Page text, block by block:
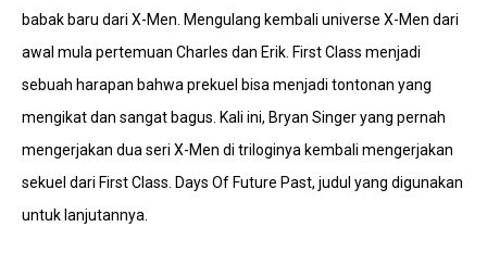
babak baru dari X-Men. Mengulang kembali universe X-Men dari
awal mula pertemuan Charles dan Erik. First Class menjadi
sebuah harapan bahwa prekuel bisa menjadi tontonan yang
mengikat dan sangat bagus. Kali ini, Bryan Singer yang pernah
mengerjakan dua seri X-Men di triloginya kembali mengerjakan
sekuel dari First Class. Days Of Future Past, judul yang digunakan
untuk lanjutannya.